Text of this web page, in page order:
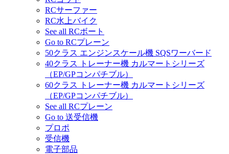
RCサーファー
RC水上バイク
See all RCボート
Go to RCプレーン
50クラス エンジンスケール機 SQSワーバード
40クラス トレーナー機 カルマートシリーズ
（EP/GPコンパチブル）
60クラス トレーナー機 カルマートシリーズ
（EP/GPコンパチブル）
See all RCプレーン
Go to 送受信機
プロポ
受信機
電子部品